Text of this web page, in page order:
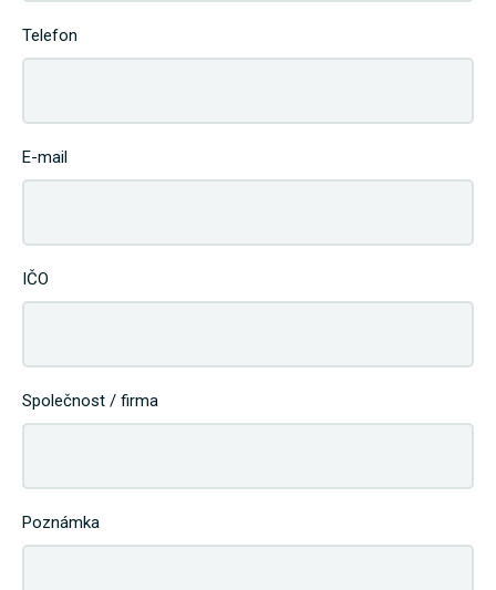
Telefon
E-mail
IČO
Společnost / firma
Poznámka